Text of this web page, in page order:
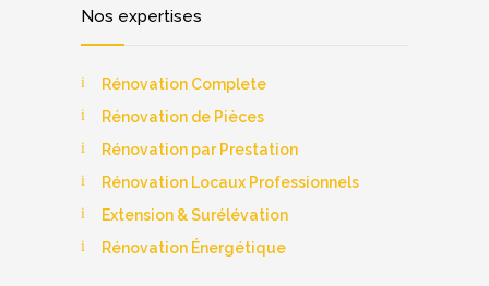
Nos expertises
Rénovation Complete
Rénovation de Pièces
Rénovation par Prestation
Rénovation Locaux Professionnels
Extension & Surélévation
Rénovation Énergétique